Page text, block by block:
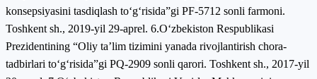
konsepsiyasini tasdiqlash toʻgʻrisida”gi PF-5712 sonli farmoni.
Toshkent sh., 2019-yil 29-aprel. 6.Oʻzbekiston Respublikasi
Prezidentining “Oliy ta’lim tizimini yanada rivojlantirish chora-
tadbirlari toʻg‘risida”gi PQ-2909 sonli qarori. Toshkent sh., 2017-yil